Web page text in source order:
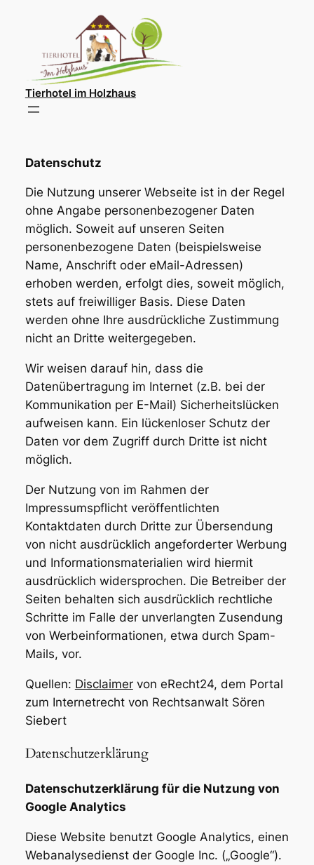
wechseln
Tierhotel im Holzhaus
Datenschutz
Die Nutzung unserer Webseite ist in der Regel
ohne Angabe personenbezogener Daten
möglich. Soweit auf unseren Seiten
personenbezogene Daten (beispielsweise
Name, Anschrift oder eMail-Adressen)
erhoben werden, erfolgt dies, soweit möglich,
stets auf freiwilliger Basis. Diese Daten
werden ohne Ihre ausdrückliche Zustimmung
nicht an Dritte weitergegeben.
Wir weisen darauf hin, dass die
Datenübertragung im Internet (z.B. bei der
Kommunikation per E-Mail) Sicherheitslücken
aufweisen kann. Ein lückenloser Schutz der
Daten vor dem Zugriff durch Dritte ist nicht
möglich.
Der Nutzung von im Rahmen der
Impressumspflicht veröffentlichten
Kontaktdaten durch Dritte zur Übersendung
von nicht ausdrücklich angeforderter Werbung
und Informationsmaterialien wird hiermit
ausdrücklich widersprochen. Die Betreiber der
Seiten behalten sich ausdrücklich rechtliche
Schritte im Falle der unverlangten Zusendung
von Werbeinformationen, etwa durch Spam-
Mails, vor.
Quellen: Disclaimervon eRecht24, dem Portal
zum Internetrecht von Rechtsanwalt Sören
Siebert
Datenschutzerklärung
Datenschutzerklärung für die Nutzung von
Google Analytics
Diese Website benutzt Google Analytics, einen
Webanalysedienst der Google Inc. („Google“).